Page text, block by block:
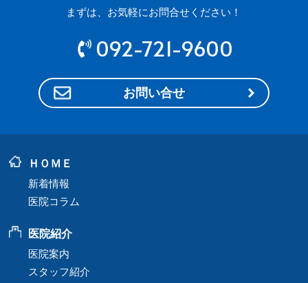
まずは、お気軽にお問合せください！
092-721-9600
お問い合せ
ＨＯＭＥ
新着情報
医院コラム
医院紹介
医院案内
スタッフ紹介